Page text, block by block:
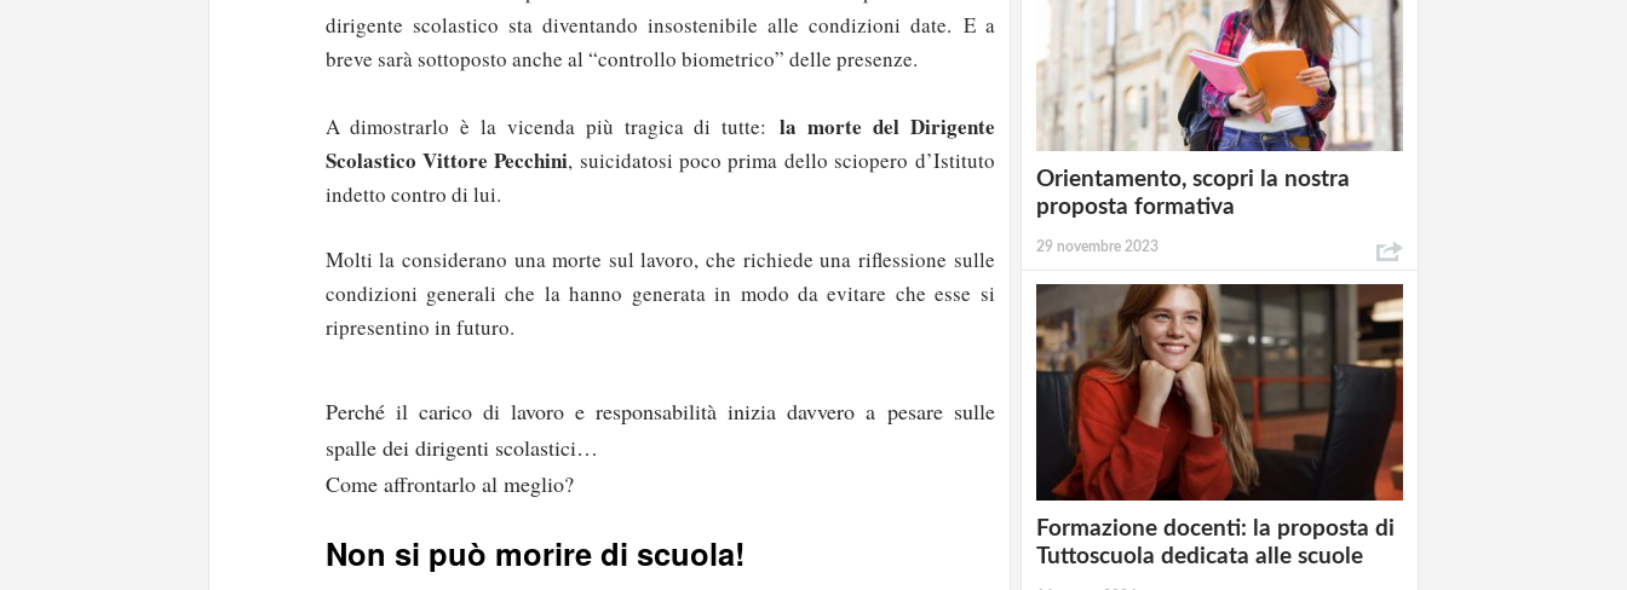
dirigente scolastico sta diventando insostenibile alle condizioni date. E a
breve sarà sottoposto anche al “controllo biometrico” delle presenze.
A dimostrarlo è la vicenda più tragica di tutte:la morte del Dirigente
Scolastico Vittore Pecchini, suicidatosi poco prima dello sciopero d’Istituto
indetto contro di lui.
Molti la considerano una morte sul lavoro, che richiede una riflessione sulle
condizioni generali che la hanno generata in modo da evitare che esse si
ripresentino in futuro.
Perché il carico di lavoro e responsabilità inizia davvero a pesare sulle
spalle dei dirigenti scolastici…
Come affrontarlo al meglio?
Non si può morire di scuola!
Orientamento, scopri la nostra
proposta formativa
29 novembre 2023
Formazione docenti: la proposta di
Tuttoscuola dedicata alle scuole